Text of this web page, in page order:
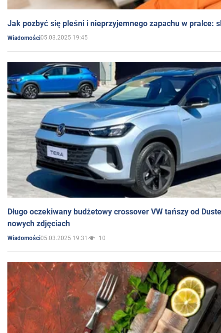
Jak pozbyć się pleśni i nieprzyjemnego zapachu w pralce:
Wiadomości05.03.2025 19:45
Długo oczekiwany budżetowy crossover VW tańszy od
nowych zdjęciach
Wiadomości05.03.2025 19:31 10